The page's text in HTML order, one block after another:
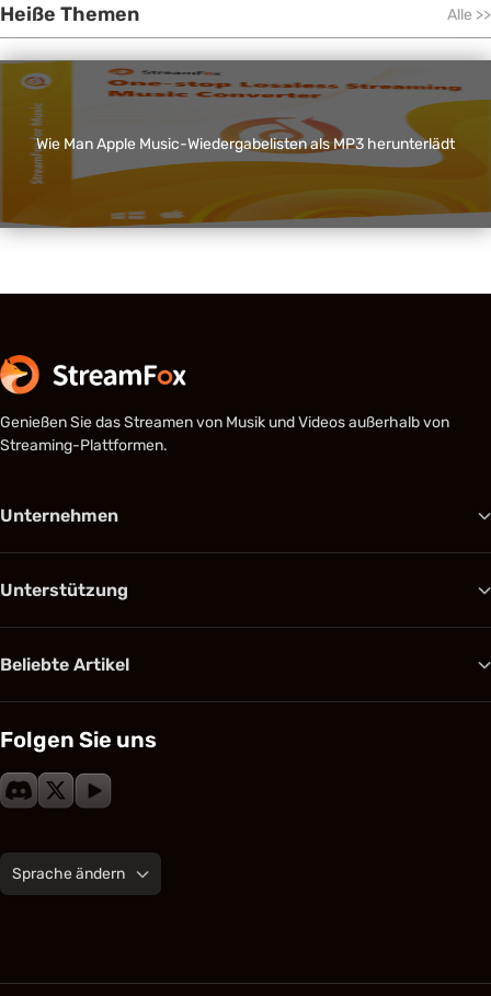
Heiße Themen Alle >>
Wie Man Apple Music-Wiedergabelisten als MP3 herunterlädt
Genießen Sie das Streamen von Musik und Videos außerhalb von
Streaming-Plattformen.
Unternehmen
Unterstützung
Beliebte Artikel
Folgen Sie uns
Sprache ändern